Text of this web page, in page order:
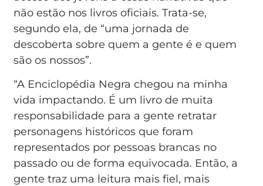
não estão nos livros oficiais. Trata-se,
segundo ela, de “uma jornada de
descoberta sobre quem a gente é e quem
são os nossos”.
“A Enciclopédia Negra chegou na minha
vida impactando. É um livro de muita
responsabilidade para a gente retratar
personagens históricos que foram
representados por pessoas brancas no
passado ou de forma equivocada. Então, a
gente traz uma leitura mais fiel, mais